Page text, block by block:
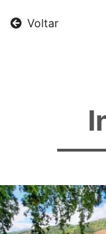
Voltar